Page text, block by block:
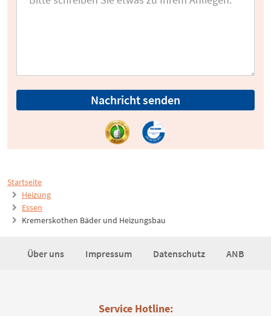
Startseite
Heizung
Essen
Kremerskothen Bäder und Heizungsbau
Nachricht senden
Über uns Impressum Datenschutz ANB
Service Hotline: